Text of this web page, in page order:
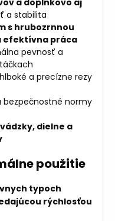
a stabilita
s hrubozrnnou
efektívna práca
pevnosť a
hlboké a precízne rezy
bezpečnostné normy
dielne a
použitie
typoch
rýchlosťou